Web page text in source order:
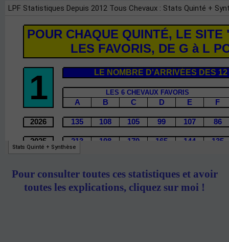
Pour consulter toutes ces statistiques et avoir
toutes les explications, cliquez sur moi !